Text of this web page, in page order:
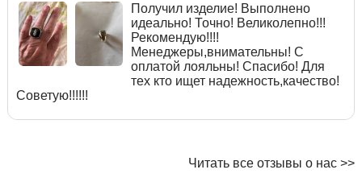
Получил изделие! Выполнено
идеально! Точно! Великолепно!!!
Рекомендую!!!!
Менеджеры,внимательны! С
оплатой лояльны! Спасибо! Для
тех кто ищет надежность,качество!
Советую!!!!!!
Читать все отзывы о нас >>